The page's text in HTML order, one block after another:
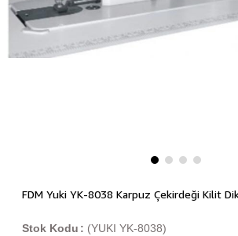
FDM Yuki YK-8038 Karpuz Çekirdeği Kilit
(YUKI YK-8038)
Stok Kodu